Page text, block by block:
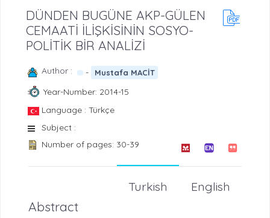
DÜNDEN BUGÜNE AKP-GÜLEN
CEMAATİ İLİŞKİSİNİN SOSYO-
POLİTİK BİR ANALİZİ
Author : - Mustafa MACİT
Year-Number: 2014-15
Language : Türkçe
Subject :
Number of pages: 30-39
English
Turkish
Abstract